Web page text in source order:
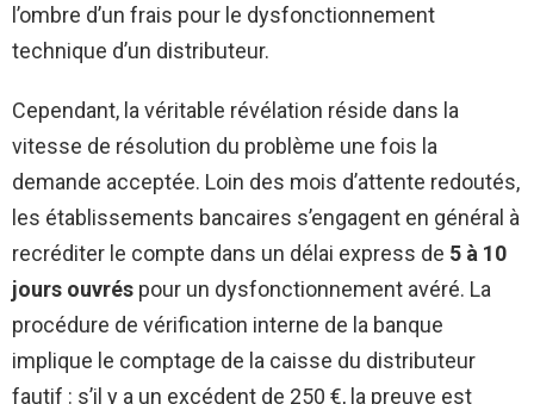
l’ombre d’un frais pour le dysfonctionnement
technique d’un distributeur.
Cependant, la véritable révélation réside dans la
vitesse de résolution du problème une fois la
demande acceptée. Loin des mois d’attente redoutés,
les établissements bancaires s’engagent en général à
recréditer le compte dans un délai express de 5 à 10
jours ouvrés pour un dysfonctionnement avéré. La
procédure de vérification interne de la banque
implique le comptage de la caisse du distributeur
fautif : s’il y a un excédent de 250 €, la preuve est